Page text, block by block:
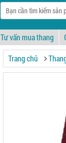
Tư vấn mua thang
Trang chủ